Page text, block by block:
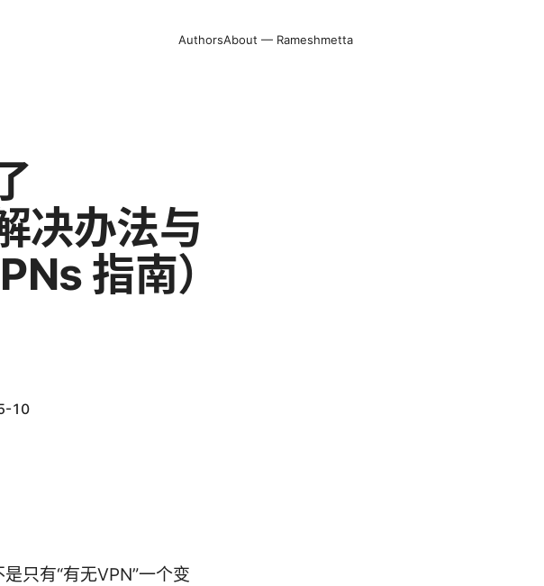
AuthorsAbout — Rameshmetta
决办法与
指南）
10
只有“有无VPN”一个变